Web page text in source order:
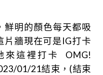
鮮明的顏色每天都吸
片牆現在可是IG打卡
來這裡打卡 OMG!
01/21結束，(結束